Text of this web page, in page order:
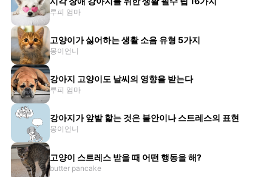
루피 엄마
고양이가 싫어하는 생활 소음 유형 5가지
몽이언니
강아지 고양이도 날씨의 영향을 받는다
루피 엄마
강아지가 앞발 핥는 것은 불안이나 스트레스의 표현
몽이언니
고양이 스트레스 받을 때 어떤 행동을 해?
butter pancake